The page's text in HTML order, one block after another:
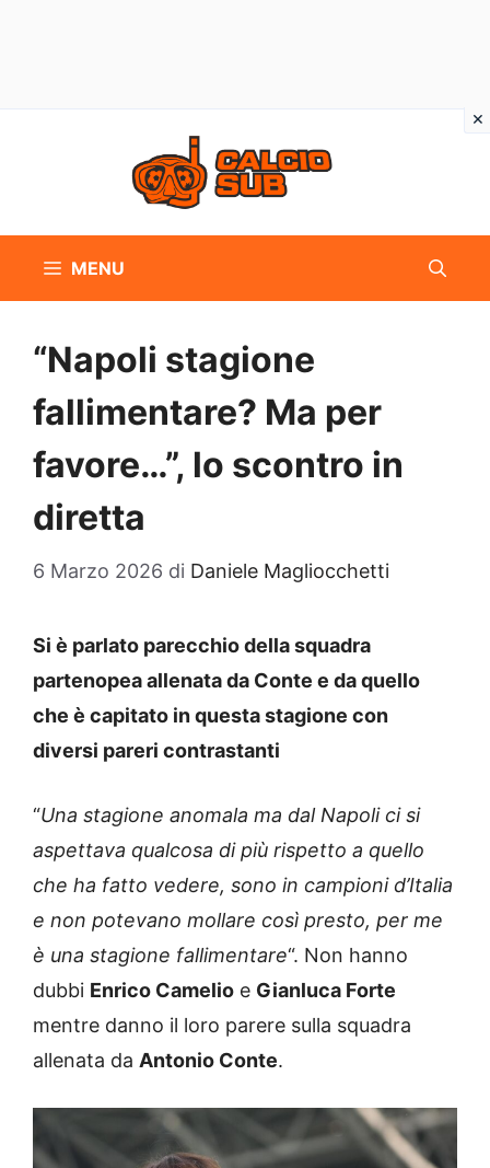
MENU
“Napoli stagione
fallimentare? Ma per
favore…”, lo scontro in
diretta
6 Marzo 2026 di Daniele Magliocchetti
Si è parlato parecchio della squadra
partenopea allenata da Conte e da quello
che è capitato in questa stagione con
diversi pareri contrastanti
“Una stagione anomala ma dal Napoli ci si
aspettava qualcosa di più rispetto a quello
che ha fatto vedere, sono in campioni d’Italia
e non potevano mollare così presto, per me
è una stagione fallimentare“. Non hanno
dubbi Enrico Camelio e Gianluca Forte
mentre danno il loro parere sulla squadra
allenata da Antonio Conte.